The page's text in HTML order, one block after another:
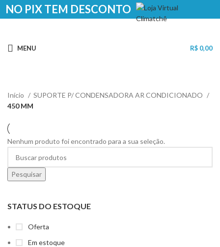
NO PIX TEM DESCONTO
MENU R$ 0,00
STATUS DO ESTOQUE
Oferta
Em estoque
Início
SUPORTE P/ CONDENSADORA AR CONDICIONADO
450 MM
Nenhum produto foi encontrado para a sua seleção.
Pesquisar